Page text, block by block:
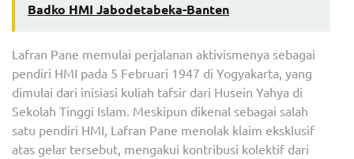
Badko HMI Jabodetabeka-Banten
Lafran Pane memulai perjalanan aktivismenya sebagai
pendiri HMI pada 5 Februari 1947 di Yogyakarta, yang
dimulai dari inisiasi kuliah tafsir dari Husein Yahya di
Sekolah Tinggi Islam. Meskipun dikenal sebagai salah
satu pendiri HMI, Lafran Pane menolak klaim eksklusif
atas gelar tersebut, mengakui kontribusi kolektif dari